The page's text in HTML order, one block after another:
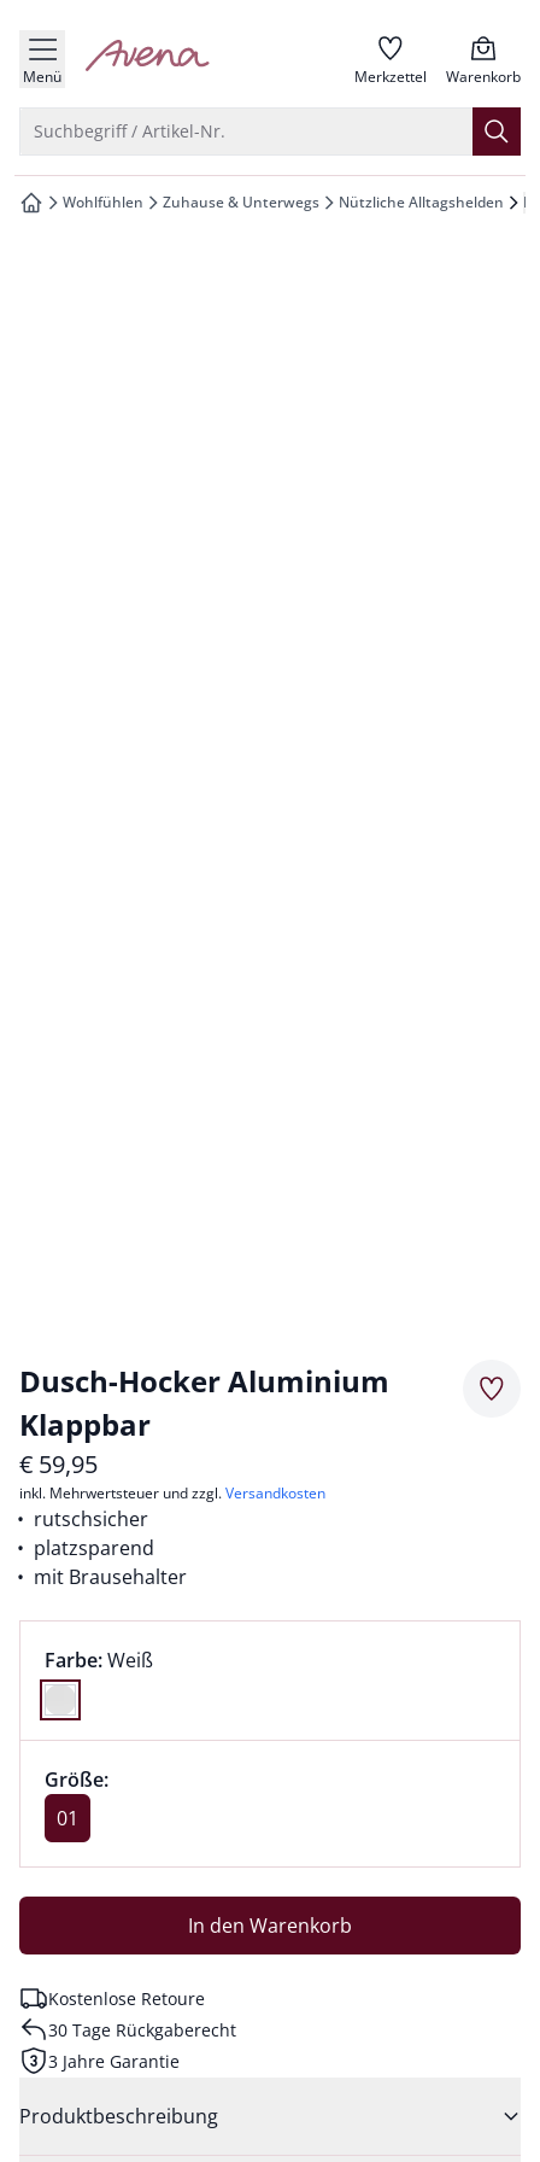
springen
springen
springen
springen
Menü zur Startseite Merkzettel Warenkorb
Suchbegriff / Artikel-Nr.
zur Startseite
Wohlfühlen Zuhause & Unterwegs Nützliche Alltagshelden
Dusch-Hocker Aluminium
Klappbar
€ 59,95
inkl. Mehrwertsteuer und zzgl.Versandkosten
rutschsicher
platzsparend
mit Brausehalter
Farbauswahl:
Farbe:aktuell ausgewählt:
Weiß
Farbe Weiß ausgewählt
Größenauswahl:
Größe:
Größe 01 ausgewählt
01
In den Warenkorb
Kostenlose Retoure
30 Tage Rückgaberecht
3 Jahre Garantie
Produktbeschreibung